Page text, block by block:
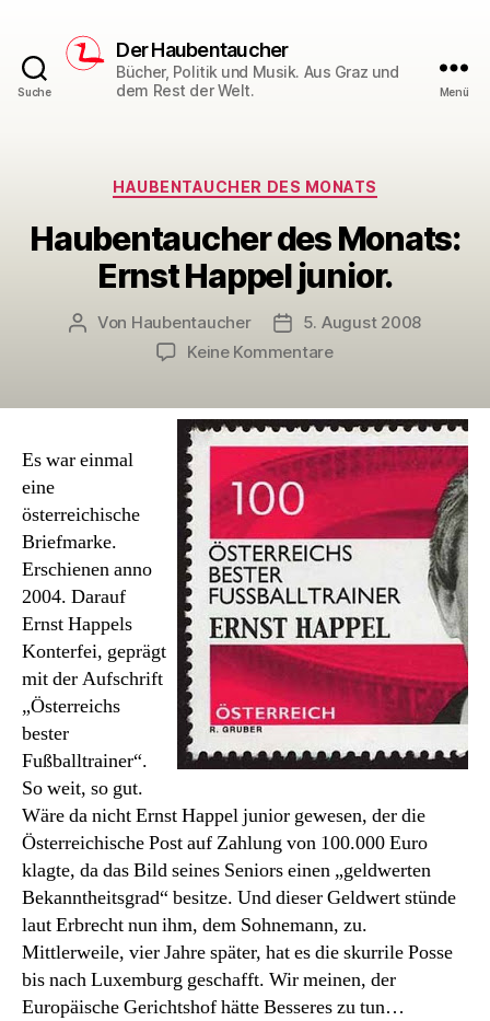
Suche
Der Haubentaucher
Bücher, Politik und Musik. Aus Graz und
dem Rest der Welt.
Menü
Kategorien
HAUBENTAUCHER DES MONATS
Haubentaucher des Monats:
Ernst Happel junior.
Beitragsautor
Von Haubentaucher Veröffentlichungsdatum
5. August 2008
Keine Kommentarezu
Monats:
Ernst
Happel
Es war einmal
eine
österreichische
Briefmarke.
Erschienen anno
2004. Darauf
Ernst Happels
Konterfei, geprägt
mit der Aufschrift
„Österreichs
bester
Fußballtrainer“.
So weit, so gut.
Wäre da nicht Ernst Happel junior gewesen, der die
Österreichische Post auf Zahlung von 100.000 Euro
klagte, da das Bild seines Seniors einen „geldwerten
Bekanntheitsgrad“ besitze. Und dieser Geldwert stünde
laut Erbrecht nun ihm, dem Sohnemann, zu.
Mittlerweile, vier Jahre später, hat es die skurrile Posse
bis nach Luxemburg geschafft. Wir meinen, der
Europäische Gerichtshof hätte Besseres zu tun…